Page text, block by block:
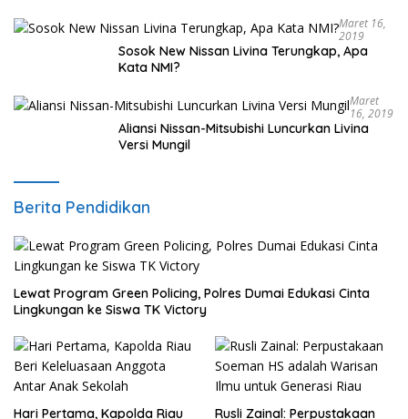
Maret 16,
2019
Sosok New Nissan Livina Terungkap, Apa
Kata NMI?
Maret
16, 2019
Aliansi Nissan-Mitsubishi Luncurkan Livina
Versi Mungil
Berita Pendidikan
Lewat Program Green Policing, Polres Dumai Edukasi Cinta
Lingkungan ke Siswa TK Victory
Hari Pertama, Kapolda Riau
Rusli Zainal: Perpustakaan